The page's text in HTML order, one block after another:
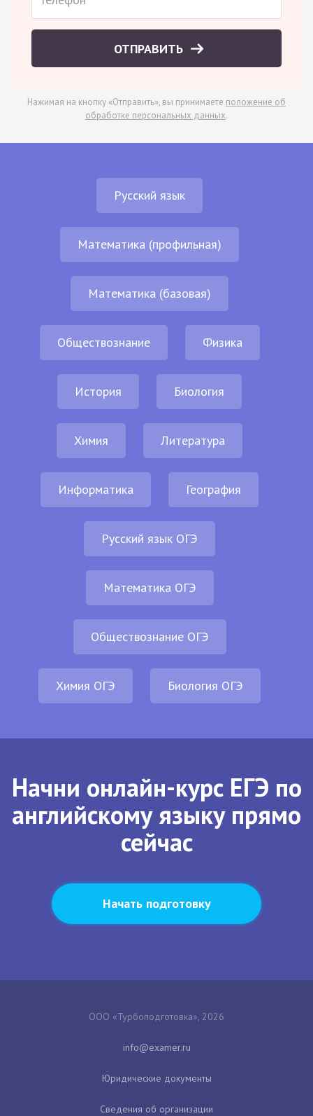
ОТПРАВИТЬ
Нажимая на кнопку «Отправить», вы принимаете положение об
обработке персональных данных.
Русский язык
Математика (профильная)
Математика (базовая)
Обществознание Физика
История Биология
Химия Литература
Информатика География
Русский язык ОГЭ
Математика ОГЭ
Обществознание ОГЭ
Химия ОГЭ Биология ОГЭ
Начни онлайн-курс ЕГЭ по
английскому языку прямо
сейчас
Начать подготовку
ООО «Турбоподготовка», 2026
Юридические документы
Сведения об организации